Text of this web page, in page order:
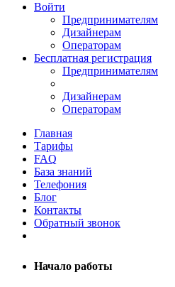
Войти
Предпринимателям
Дизайнерам
Операторам
Бесплатная регистрация
Предпринимателям
Дизайнерам
Операторам
Главная
Тарифы
FAQ
База знаний
Телефония
Блог
Контакты
Обратный звонок
Начало работы